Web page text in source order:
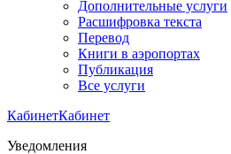
Дополнительные услуги
Расшифровка текста
Перевод
Книги в аэропортах
Публикация
Все услуги
КабинетКабинет
Уведомления